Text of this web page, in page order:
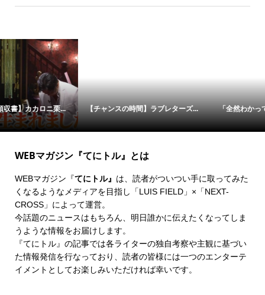
【チャンスの時間】ラブレターズ... 「全然わかってない」西野亮廣が...
WEBマガジン『てにトル』とは
WEBマガジン『てにトル』 は、読者がついつい手に取ってみた
くなるようなメディアを目指し「LUIS FIELD」×「NEXT-
CROSS」によって運営。
今話題のニュースはもちろん、明日誰かに伝えたくなってしま
うような情報をお届けします。
『てにトル』の記事では各ライターの独自考察や主観に基づい
た情報発信を行なっており、読者の皆様には一つのエンターテ
イメントとしてお楽しみいただければ幸いです。